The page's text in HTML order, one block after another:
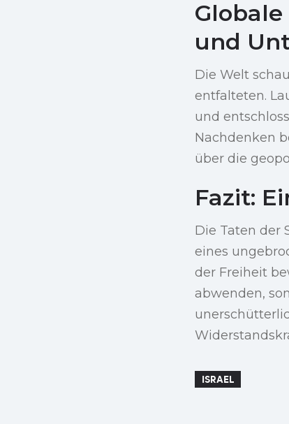
und
Die Welt
entfalteten.
und
Nachdenken
über die
Fazit:
Die Taten der
eines
der Freiheit
abwenden,
ISRAEL